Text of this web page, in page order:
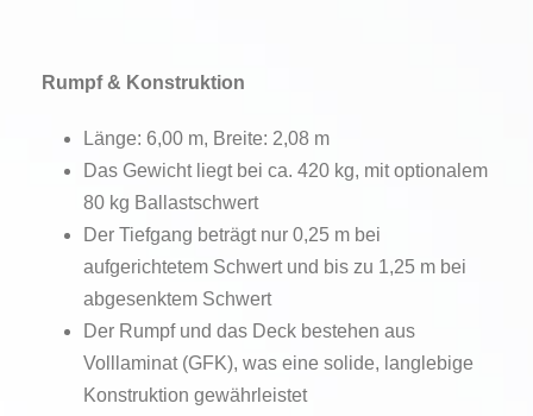
Rumpf & Konstruktion
Länge: 6,00 m, Breite: 2,08 m
Das Gewicht liegt bei ca. 420 kg, mit optionalem
80 kg Ballastschwert
Der Tiefgang beträgt nur 0,25 m bei
aufgerichtetem Schwert und bis zu 1,25 m bei
abgesenktem Schwert
Der Rumpf und das Deck bestehen aus
Volllaminat (GFK), was eine solide, langlebige
Konstruktion gewährleistet